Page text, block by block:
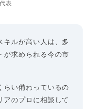
表
キルが高い人は、多
が求められる今の市
らい備わっているの
アのプロに相談して